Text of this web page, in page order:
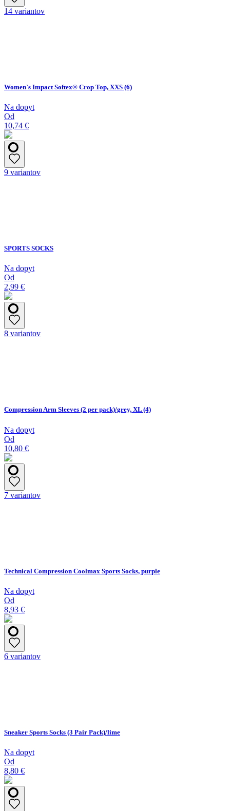
14 variantov
Women`s Impact Softex® Crop Top, XXS (6)
Na dopyt
Od
10,74 €
9 variantov
SPORTS SOCKS
Na dopyt
Od
2,99 €
8 variantov
Compression Arm Sleeves (2 per pack)/grey, XL (4)
Na dopyt
Od
10,80 €
7 variantov
Technical Compression Coolmax Sports Socks, purple
Na dopyt
Od
8,93 €
6 variantov
Sneaker Sports Socks (3 Pair Pack)/lime
Na dopyt
Od
8,80 €